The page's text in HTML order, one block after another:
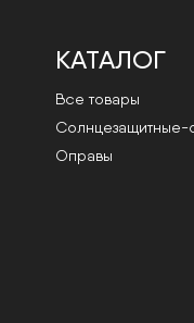
КАТАЛОГ
Все товары
Cолнцезащитные-
Оправы